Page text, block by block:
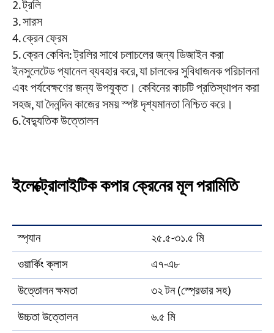
ট্রলি
সারস
ক্রেন ফ্রেম
ক্রেন কেবিন: ট্রলির সাথে চলাচলের জন্য ডিজাইন করা
ইনসুলেটেড প্যানেল ব্যবহার করে, যা চালকের সুবিধাজনক পরিচালনা
এবং পর্যবেক্ষণের জন্য উপযুক্ত। কেবিনের কাচটি প্রতিস্থাপন করা
সহজ, যা দৈনন্দিন কাজের সময় স্পষ্ট দৃশ্যমানতা নিশ্চিত করে।
বৈদ্যুতিক উত্তোলন
ইলেক্ট্রোলাইটিক কপার ক্রেনের মূল পরামিতি
স্প্যান
২৫.৫-৩১.৫ মি
ওয়ার্কিং ক্লাস
এ৭-এ৮
উত্তোলন ক্ষমতা
৩২ টন (স্প্রেডার সহ)
উচ্চতা উত্তোলন
৬.৫ মি